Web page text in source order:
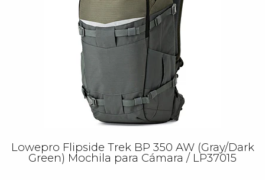
Lowepro Flipside Trek BP 350 AW (Gray/Dark
Green) Mochila para Cámara / LP37015